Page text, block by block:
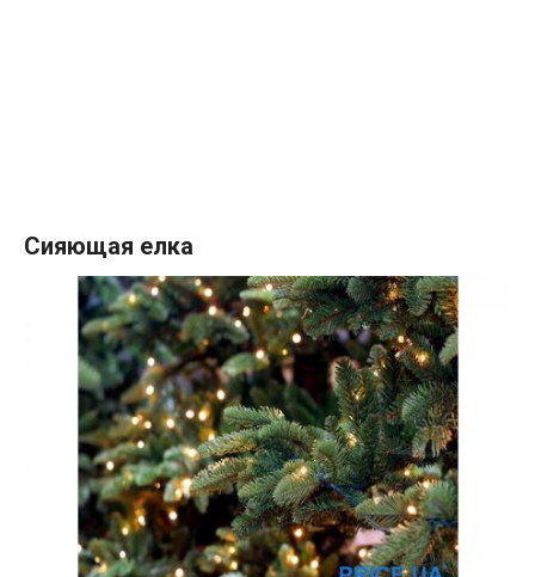
Сияющая елка